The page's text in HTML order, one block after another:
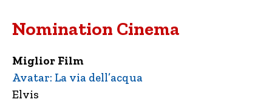
Nomination Cinema
Miglior Film
Avatar: La via dell’acqua
Elvis